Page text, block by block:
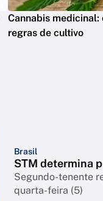
Cannabis medicinal:
regras de cultivo
Brasil
STM determina
Segundo-tenente
quarta-feira (5)